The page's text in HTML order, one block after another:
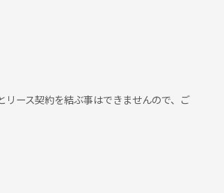
ース契約を結ぶ事はできませんので、ご